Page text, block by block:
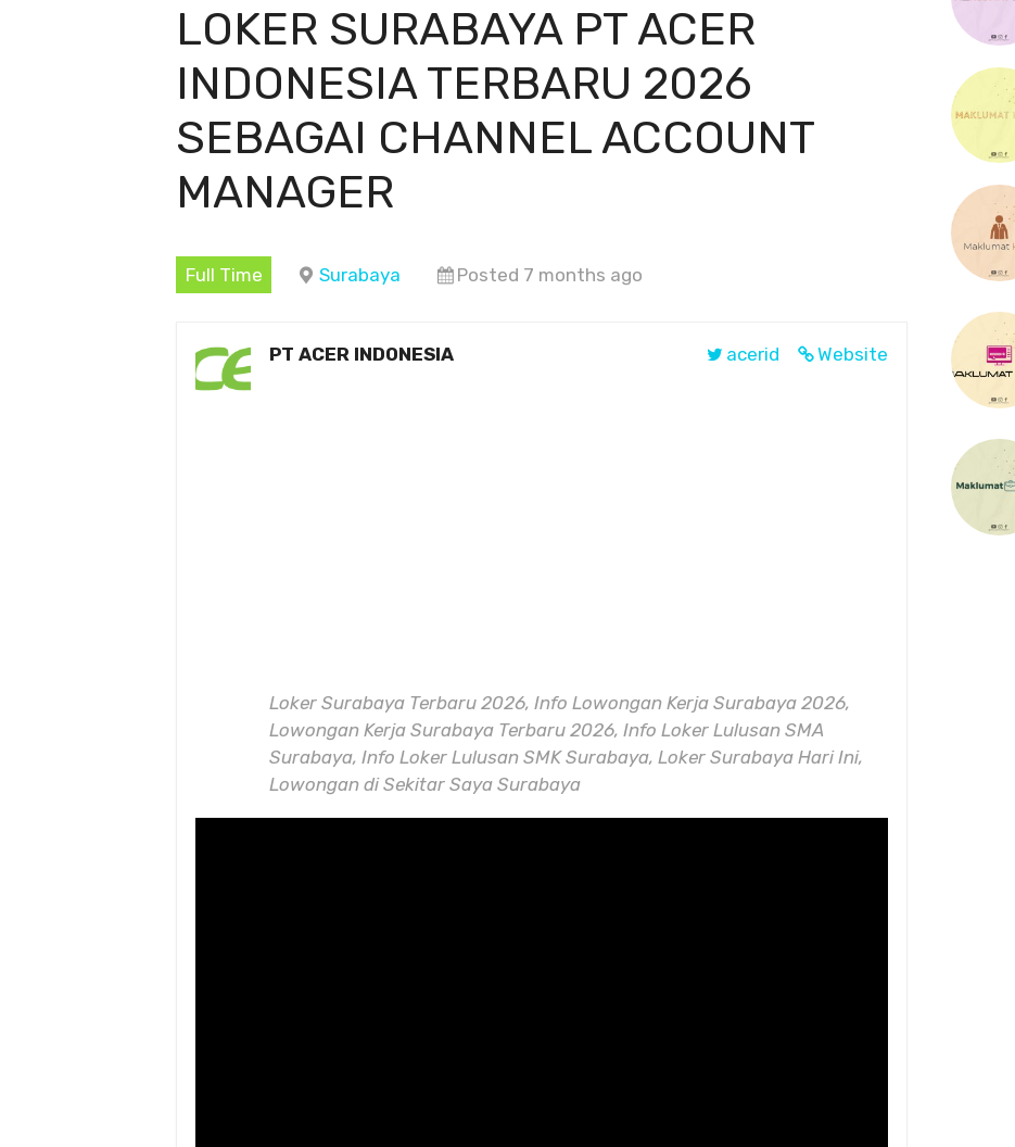
LOKER SURABAYA PT ACER
INDONESIA TERBARU 2026
SEBAGAI CHANNEL ACCOUNT
MANAGER
Full Time Surabaya Posted 7 months ago
Website
acerid
PT ACER INDONESIA
Loker Surabaya Terbaru 2026, Info Lowongan Kerja Surabaya 2026,
Lowongan Kerja Surabaya Terbaru 2026, Info Loker Lulusan SMA
Surabaya, Info Loker Lulusan SMK Surabaya, Loker Surabaya Hari Ini,
Lowongan di Sekitar Saya Surabaya